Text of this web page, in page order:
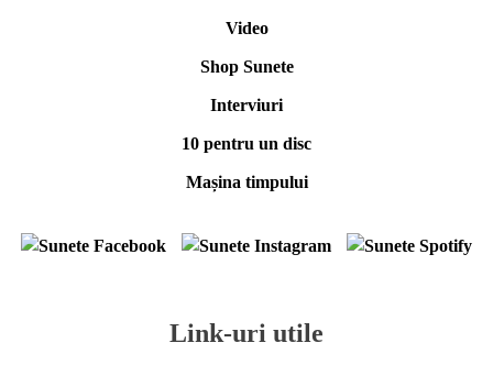
Video
Shop Sunete
Interviuri
10 pentru un disc
Mașina timpului
Link-uri utile